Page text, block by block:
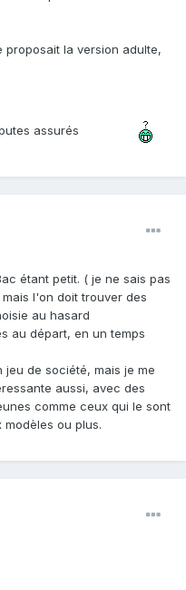
proposait la version adulte,
assurés
étant petit. ( je ne sais pas
l'on doit trouver des
au hasard
au départ, en un temps
de société, mais je me
aussi, avec des
comme ceux qui le sont
ou plus.